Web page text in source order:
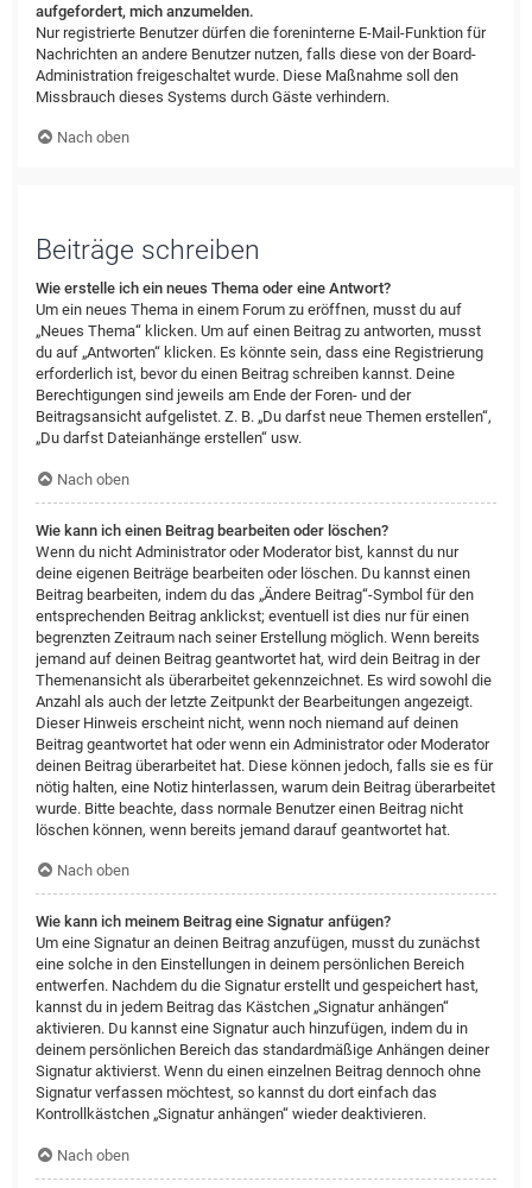
aufgefordert, mich anzumelden.
Nur registrierte Benutzer dürfen die foreninterne E-Mail-Funktion für
Nachrichten an andere Benutzer nutzen, falls diese von der Board-
Administration freigeschaltet wurde. Diese Maßnahme soll den
Missbrauch dieses Systems durch Gäste verhindern.
Nach oben
Beiträge schreiben
Wie erstelle ich ein neues Thema oder eine Antwort?
Um ein neues Thema in einem Forum zu eröffnen, musst du auf
„Neues Thema“ klicken. Um auf einen Beitrag zu antworten, musst
du auf „Antworten“ klicken. Es könnte sein, dass eine Registrierung
erforderlich ist, bevor du einen Beitrag schreiben kannst. Deine
Berechtigungen sind jeweils am Ende der Foren- und der
Beitragsansicht aufgelistet. Z. B. „Du darfst neue Themen erstellen“,
„Du darfst Dateianhänge erstellen“ usw.
Nach oben
Wie kann ich einen Beitrag bearbeiten oder löschen?
Wenn du nicht Administrator oder Moderator bist, kannst du nur
deine eigenen Beiträge bearbeiten oder löschen. Du kannst einen
Beitrag bearbeiten, indem du das „Ändere Beitrag“-Symbol für den
entsprechenden Beitrag anklickst; eventuell ist dies nur für einen
begrenzten Zeitraum nach seiner Erstellung möglich. Wenn bereits
jemand auf deinen Beitrag geantwortet hat, wird dein Beitrag in der
Themenansicht als überarbeitet gekennzeichnet. Es wird sowohl die
Anzahl als auch der letzte Zeitpunkt der Bearbeitungen angezeigt.
Dieser Hinweis erscheint nicht, wenn noch niemand auf deinen
Beitrag geantwortet hat oder wenn ein Administrator oder Moderator
deinen Beitrag überarbeitet hat. Diese können jedoch, falls sie es für
nötig halten, eine Notiz hinterlassen, warum dein Beitrag überarbeitet
wurde. Bitte beachte, dass normale Benutzer einen Beitrag nicht
löschen können, wenn bereits jemand darauf geantwortet hat.
Nach oben
Wie kann ich meinem Beitrag eine Signatur anfügen?
Um eine Signatur an deinen Beitrag anzufügen, musst du zunächst
eine solche in den Einstellungen in deinem persönlichen Bereich
entwerfen. Nachdem du die Signatur erstellt und gespeichert hast,
kannst du in jedem Beitrag das Kästchen „Signatur anhängen“
aktivieren. Du kannst eine Signatur auch hinzufügen, indem du in
deinem persönlichen Bereich das standardmäßige Anhängen deiner
Signatur aktivierst. Wenn du einen einzelnen Beitrag dennoch ohne
Signatur verfassen möchtest, so kannst du dort einfach das
Kontrollkästchen „Signatur anhängen“ wieder deaktivieren.
Nach oben